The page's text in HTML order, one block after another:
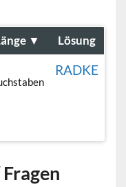
▼ Lösung
RADKE